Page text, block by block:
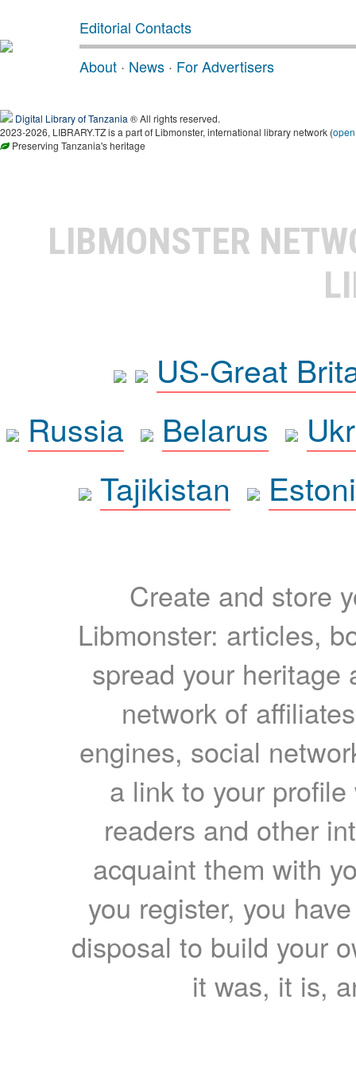
Editorial Contacts
About · News · For Advertisers
Digital Library of Tanzania ® All rights reserved.
2023-2026, LIBRARY.TZ is a part of Libmonster, international library network (
Preserving Tanzania's heritage
LIBMONSTER
US-Great
Russia
Belarus
Tajikistan
Create and store
Libmonster: articles,
spread your heritage
network of
engines, social
a link to your
readers and other
acquaint them with
you register, you
disposal to build your
it was, it is,